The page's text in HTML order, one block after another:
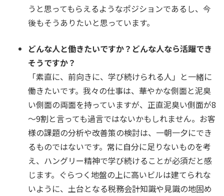
うと思ってもらえるようなポジションであるし、今
後もそうありたいと思っています。
どんな人と働きたいですか？どんな人なら活躍でき
そうですか？
「素直に、前向きに、学び続けられる人」と一緒に
働きたいです。我々の仕事は、華やかな側面と泥臭
い側面の両面を持っていますが、正直泥臭い側面が8
～9割と言っても過言ではないかもしれません。お客
様の課題の分析や改善策の検討は、一朝一夕にでき
るものではないです。常に自分に足りないものを考
え、ハングリー精神で学び続けることが必須だと感
じます。ぐらつく地盤の上に高いビルは建てられな
いように、土台となる税務会計知識や見識の地固め